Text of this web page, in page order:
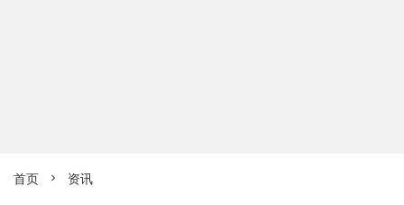
首页  资讯